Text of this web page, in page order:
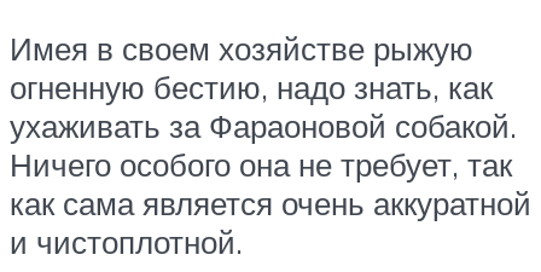
Имея в своем хозяйстве рыжую
огненную бестию, надо знать, как
ухаживать за Фараоновой собакой.
Ничего особого она не требует, так
как сама является очень аккуратной
и чистоплотной.